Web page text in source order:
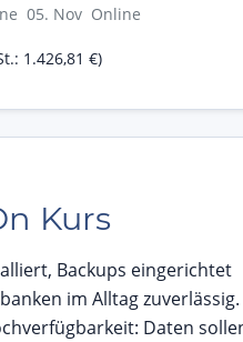
05. Nov Online
1.426,81 €)
Kurs
Backups eingerichtet
im Alltag zuverlässig.
Daten